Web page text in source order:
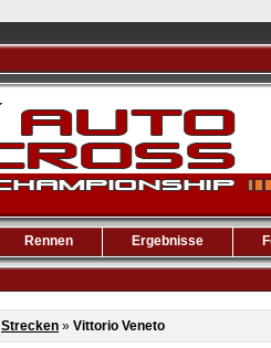
Rennen Ergebnisse
Strecken » Vittorio Veneto